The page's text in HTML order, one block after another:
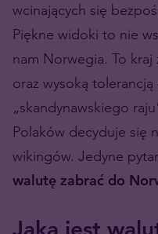
wcinających się
Piękne widoki to nie
nam Norwegia. To
oraz wysoką
„skandynawskiego
Polaków decyduje się
wikingów. Jedyne
walutę zabrać do